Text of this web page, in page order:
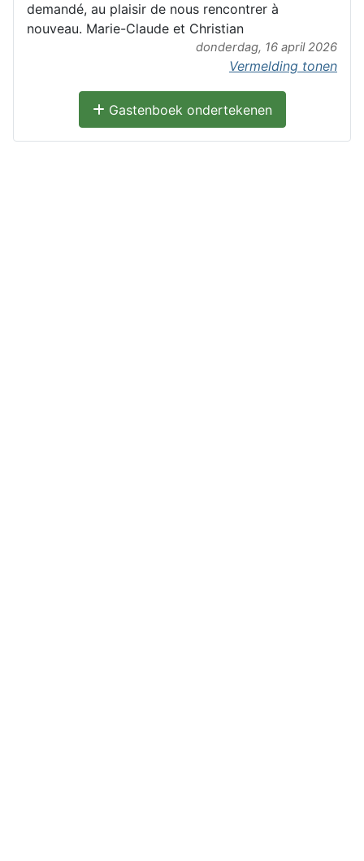
demandé, au plaisir de nous rencontrer à
nouveau. Marie-Claude et Christian
donderdag, 16 april 2026
Vermelding tonen
Gastenboek ondertekenen